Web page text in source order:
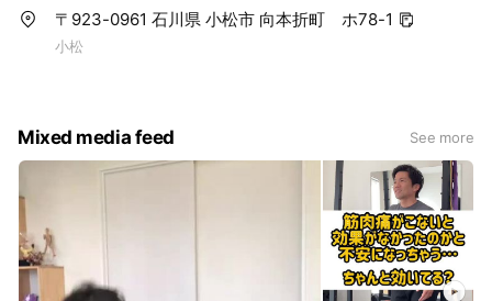
〒923-0961 石川県 小松市 向本折町 ホ78-1
小松
Mixed media feed See more